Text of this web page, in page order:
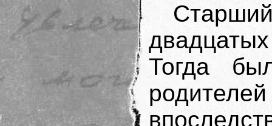
Тогда